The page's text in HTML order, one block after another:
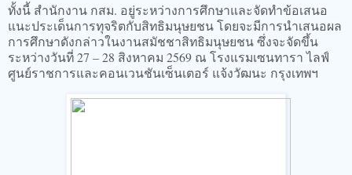
ทั้งนี้ สำนักงาน กสม. อยู่ระหว่างการศึกษาและจัดทำข้อเสนอ
แนะประเด็นการทุจริตกับสิทธิมนุษยชน โดยจะมีการนำเสนอผล
การศึกษาดังกล่าวในงานสมัชชาสิทธิมนุษยชน ซึ่งจะจัดขึ้น
ระหว่างวันที่ 27 – 28 สิงหาคม 2569 ณ โรงแรมเซนทารา ไลฟ์
ศูนย์ราชการและคอนเวนชันเซ็นเตอร์ แจ้งวัฒนะ กรุงเทพฯ